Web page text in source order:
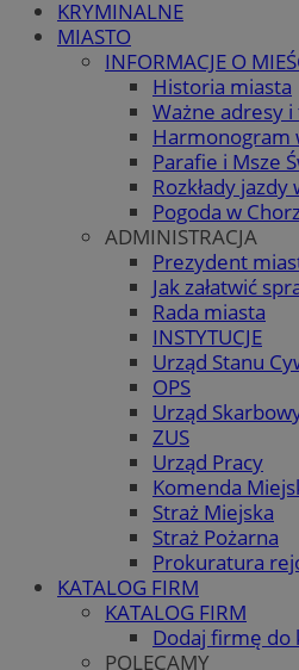
KRYMINALNE
MIASTO
INFORMACJE O
Historia miasta
Ważne adresy
Harmonogram
Parafie i Msze
Rozkłady
Pogoda w
ADMINISTRACJA
Prezydent
Jak załatwić
Rada miasta
INSTYTUCJE
Urząd Stanu
OPS
Urząd
ZUS
Urząd Pracy
Komenda
Straż Miejska
Straż Pożarna
Prokuratura
KATALOG FIRM
KATALOG FIRM
Dodaj firmę do
POLECAMY